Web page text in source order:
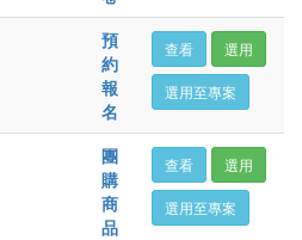
預
約
報
名
查看 選用
選用至專案
團
購
商
品
查看 選用
選用至專案